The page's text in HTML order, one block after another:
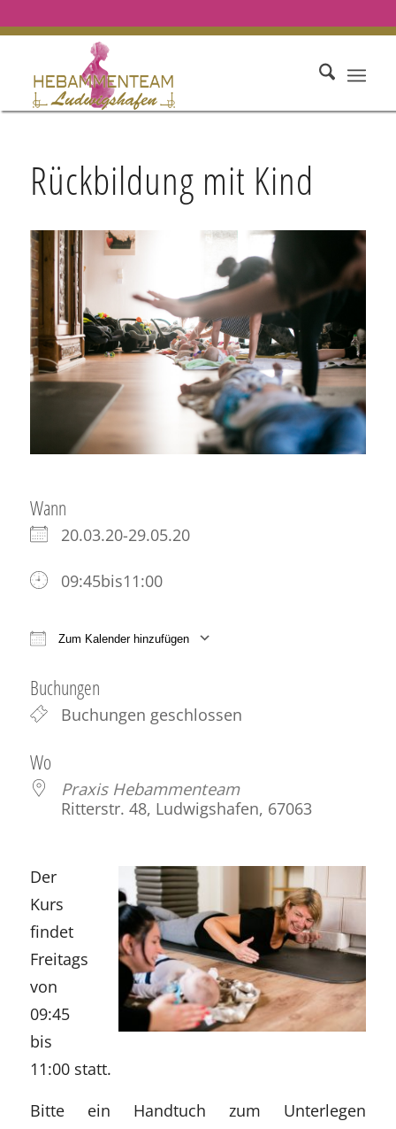
Rückbildung mit Kind
Wann
20.03.20-29.05.20
09:45bis11:00
Zum Kalender hinzufügen
Buchungen
Buchungen geschlossen
Wo
Praxis Hebammenteam
Ritterstr. 48, Ludwigshafen, 67063
Der
Kurs
findet
Freitags
von
09:45
bis
11:00 statt.
Bitte ein Handtuch zum Unterlegen